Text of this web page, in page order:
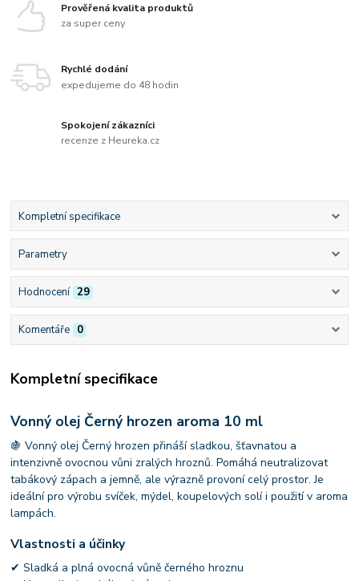
Prověřená kvalita produktů
za super ceny
Rychlé dodání
expedujeme do 48 hodin
Spokojení zákazníci
recenze z Heureka.cz
Kompletní specifikace
Parametry
Hodnocení 29
Komentáře 0
Kompletní specifikace
Vonný olej Černý hrozen aroma 10 ml
🍇 Vonný olej Černý hrozen přináší sladkou, šťavnatou a
intenzivně ovocnou vůni zralých hroznů. Pomáhá neutralizovat
tabákový zápach a jemně, ale výrazně provoní celý prostor. Je
ideální pro výrobu svíček, mýdel, koupelových solí i použití v aroma
lampách.
Vlastnosti a účinky
✔ Sladká a plná ovocná vůně černého hroznu